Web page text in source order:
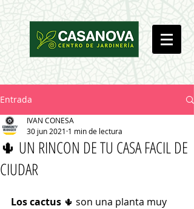
Entrada
🌵 UN RINCON DE TU CASA FACIL DE
CIUDAR
IVAN CONESA
30 jun 2021 1 min de lectura
Los cactus 🌵 son una planta muy